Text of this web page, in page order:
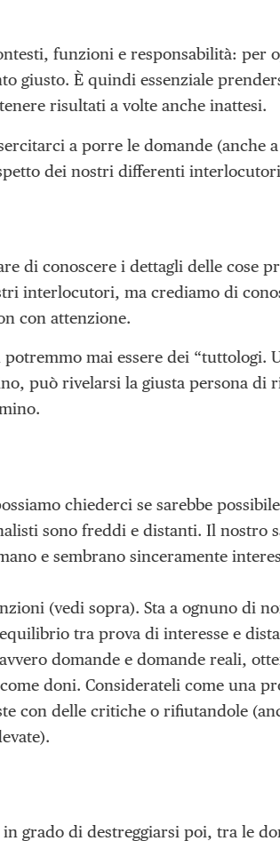
funzioni e responsabilità: per
giusto. È quindi essenziale
risultati a volte anche inattesi.
a porre le domande (anche a
dei nostri differenti
di conoscere i dettagli delle cose
interlocutori, ma crediamo di
con attenzione.
mai essere dei “tuttologi.
può rivelarsi la giusta persona di
chiederci se sarebbe
sono freddi e distanti. Il nostro
e sembrano sinceramente
(vedi sopra). Sta a ognuno di
tra prova di interesse e
domande e domande reali,
doni. Considerateli come una
con delle critiche o rifiutandole
grado di destreggiarsi poi, tra le